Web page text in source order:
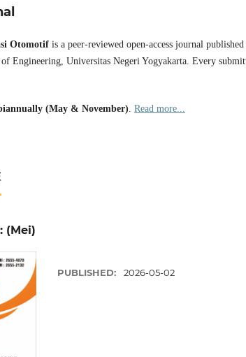
Otomotif is a peer-reviewed open-access journal
Engineering, Universitas Negeri Yogyakarta. Every
(May & November). Read more...
(Mei)
PUBLISHED: 2026-05-02